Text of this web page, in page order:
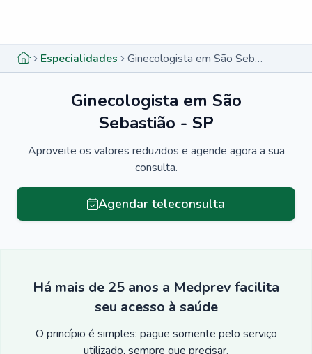
Especialidades Ginecologista em São Sebastião - SP
Ginecologista em São
Sebastião - SP
Aproveite os valores reduzidos e agende agora a sua
consulta.
Agendar teleconsulta
Há mais de 25 anos a Medprev facilita
seu acesso à saúde
O princípio é simples: pague somente pelo serviço
utilizado, sempre que precisar.